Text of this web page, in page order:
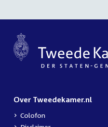
Over Tweedekamer.nl
Colofon